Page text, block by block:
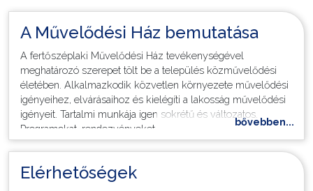
A Művelődési Ház bemutatása
A fertőszéplaki Művelődési Ház tevékenységével
meghatározó szerepet tölt be a település közművelődési
életében. Alkalmazkodik közvetlen környezete művelődési
igényeihez, elvárásaihoz és kielégíti a lakosság művelődési
igényeit. Tartalmi munkája igen sokrétű és változatos.
Programokat, rendezvényeket szervez kiemelten kezelve a
rétegművelődést és felvállalva a kulturált szórakozást. Nagy
kibővítésére, megújítására.
bővebben...
Elérhetőségek